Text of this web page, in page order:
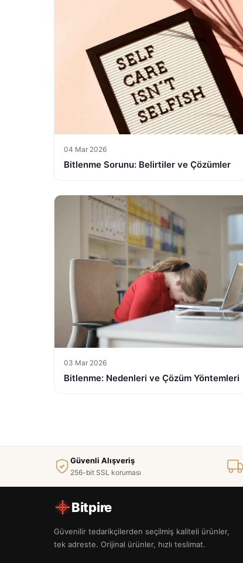
04 Mar 2026
Bitlenme Sorunu: Belirtiler ve Çözümler
03 Mar 2026
Bitlenme: Nedenleri ve Çözüm Yöntemleri
Güvenli Alışveriş
256-bit SSL koruması
Bitpire
Güvenilir tedarikçilerden seçilmiş kaliteli ürünler,
tek adreste. Orijinal ürünler, hızlı teslimat.